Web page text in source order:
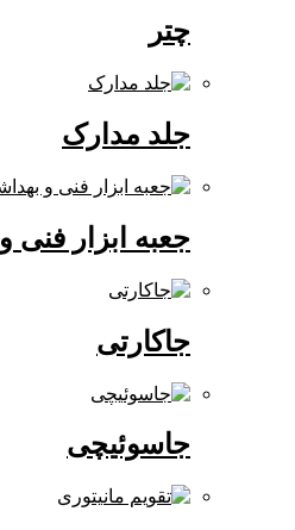
جلد مدارک
جعبه ابزار فنی و بهداشتی
جاسوئیچی